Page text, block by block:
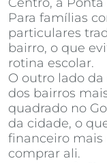
Para famílias
particulares
bairro, o que
rotina escolar.
O outro lado
dos bairros
quadrado no
da cidade, o
financeiro
comprar ali.